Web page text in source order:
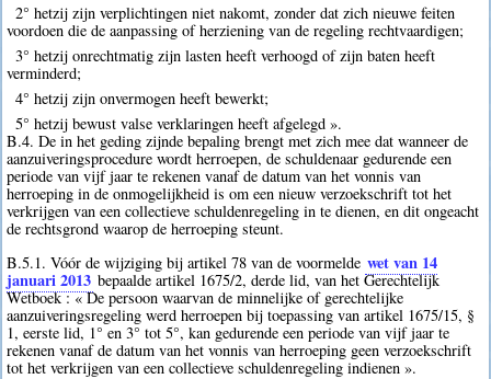
2° hetzij zijn verplichtingen niet nakomt, zonder dat zich nieuwe feiten
voordoen die de aanpassing of herziening van de regeling rechtvaardigen;
3° hetzij onrechtmatig zijn lasten heeft verhoogd of zijn baten heeft
verminderd;
4° hetzij zijn onvermogen heeft bewerkt;
5° hetzij bewust valse verklaringen heeft afgelegd ».
B.4. De in het geding zijnde bepaling brengt met zich mee dat wanneer de
aanzuiveringsprocedure wordt herroepen, de schuldenaar gedurende een
periode van vijf jaar te rekenen vanaf de datum van het vonnis van
herroeping in de onmogelijkheid is om een nieuw verzoekschrift tot het
verkrijgen van een collectieve schuldenregeling in te dienen, en dit ongeacht
de rechtsgrond waarop de herroeping steunt.
B.5.1. Vóór de wijziging bij artikel 78 van de voormelde wet van 14
januari 2013 bepaalde artikel 1675/2, derde lid, van het Gerechtelijk
Wetboek : « De persoon waarvan de minnelijke of gerechtelijke
aanzuiveringsregeling werd herroepen bij toepassing van artikel 1675/15, §
1, eerste lid, 1° en 3° tot 5°, kan gedurende een periode van vijf jaar te
rekenen vanaf de datum van het vonnis van herroeping geen verzoekschrift
tot het verkrijgen van een collectieve schuldenregeling indienen ».